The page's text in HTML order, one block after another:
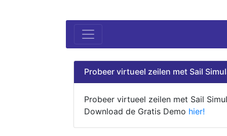
Probeer virtueel zeilen met Sail
Probeer virtueel zeilen met Sail
Download de Gratis Demo hier!